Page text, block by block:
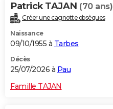
Patrick TAJAN (70 ans)
Créer une cagnotte obsèques
Naissance
09/10/1955 à Tarbes
Décès
25/07/2026 à Pau
Famille TAJAN